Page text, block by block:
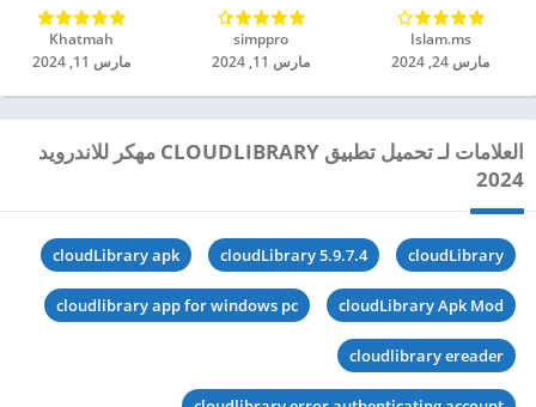
Islam.ms‏
مارس 24, 2024
simppro‏
مارس 11, 2024
Khatmah‏
مارس 11, 2024
العلامات لـ تحميل تطبيق CLOUDLIBRARY مهكر للاندرويد
2024
cloudLibrary
cloudLibrary 5.9.7.4
cloudLibrary apk
cloudLibrary Apk Mod
cloudlibrary app for windows pc
cloudlibrary ereader